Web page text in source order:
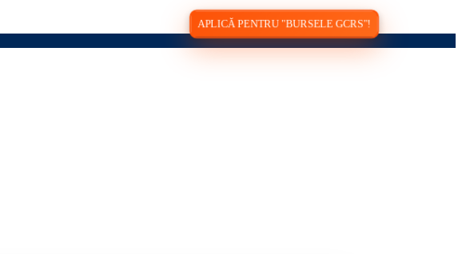
APLICĂ PENTRU "BURSELE GCRS"!